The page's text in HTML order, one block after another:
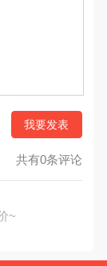
我要发表
共有0条评论
~